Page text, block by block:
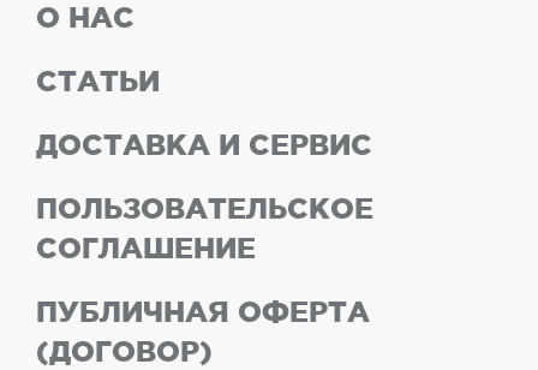
О НАС
СТАТЬИ
ДОСТАВКА И СЕРВИС
ПОЛЬЗОВАТЕЛЬСКОЕ
СОГЛАШЕНИЕ
ПУБЛИЧНАЯ ОФЕРТА
(ДОГОВОР)